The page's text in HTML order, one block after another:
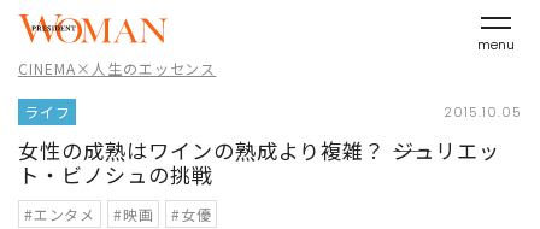
menu
CINEMA×人生のエッセンス
ライフ 2015.10.05
女性の成熟はワインの熟成より複雑？ ――ジュリエッ
ト・ビノシュの挑戦
#エンタメ #映画 #女優